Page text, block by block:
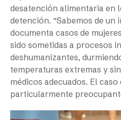
desatención alimentaria en
detención. “Sabemos de un
documenta casos de
sido sometidas a procesos
deshumanizantes,
temperaturas extremas y
médicos adecuados. El caso
particularmente